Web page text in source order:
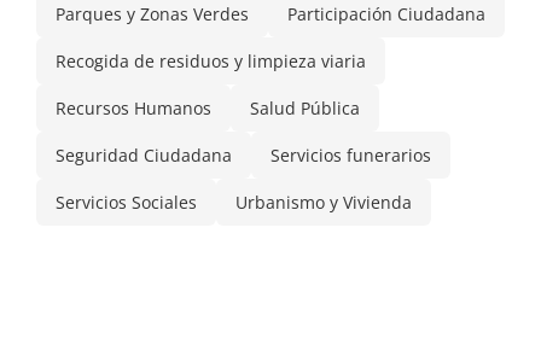
Parques y Zonas Verdes Participación Ciudadana
Recogida de residuos y limpieza viaria
Recursos Humanos Salud Pública
Seguridad Ciudadana Servicios funerarios
Servicios Sociales Urbanismo y Vivienda